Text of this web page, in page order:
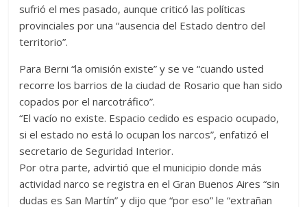
sufrió el mes pasado, aunque criticó las políticas
provinciales por una “ausencia del Estado dentro del
territorio”.
Para Berni “la omisión existe” y se ve “cuando usted
recorre los barrios de la ciudad de Rosario que han sido
copados por el narcotráfico”.
“El vacío no existe. Espacio cedido es espacio ocupado,
si el estado no está lo ocupan los narcos”, enfatizó el
secretario de Seguridad Interior.
Por otra parte, advirtió que el municipio donde más
actividad narco se registra en el Gran Buenos Aires “sin
dudas es San Martín” y dijo que “por eso” le “extrañan